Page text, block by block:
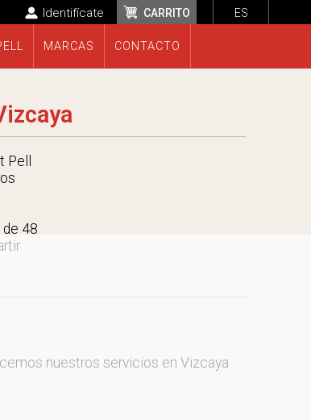
ES
CARRITO
Identifícate
MARCAS CONTACTO
48
nuestros servicios en Vizcaya .